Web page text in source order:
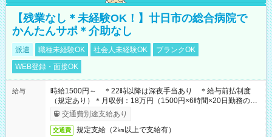
【残業なし＊未経験OK！】廿日市の総合病院で
かんたんサポ＊介助なし
派遣 職種未経験OK 社会人未経験OK
ブランクOK
WEB登録・面接OK
給与
時給1500円～ ＊22時以降は深夜手当あり ＊給与前払制度
（規定あり）＊月収例：18万円（1500円×6時間×20日勤務の場
合）交通費別途支給あり
交通費 規定支給（2㎞以上で支給有）